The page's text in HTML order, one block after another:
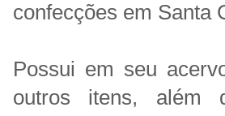
confecções em Santa
Possui em seu
outros itens, além